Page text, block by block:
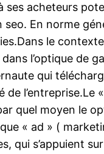
ses acheteurs
seo. En norme
le
l’optique de
qui
de
quel moyen le
« ad » (
qui s’appuient